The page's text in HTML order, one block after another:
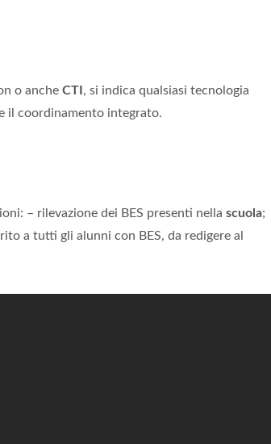
o anche CTI , si indica qualsiasi tecnologia
il coordinamento integrato.
– rilevazione dei BES presenti nella scuola;
a tutti gli alunni con BES, da redigere al